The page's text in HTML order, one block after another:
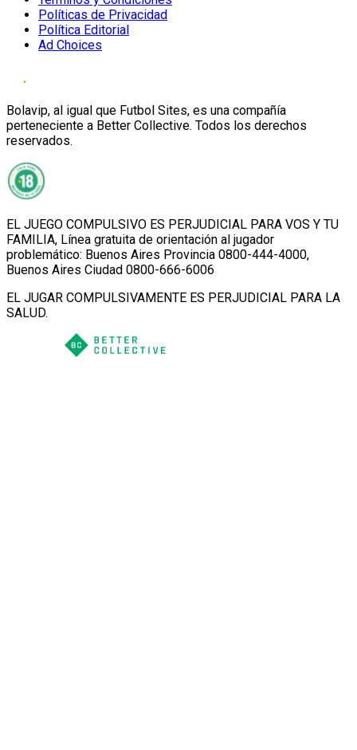
Políticas de Privacidad
Política Editorial
Ad Choices
Bolavip, al igual que Futbol Sites, es una compañía
perteneciente a Better Collective. Todos los derechos
reservados.
EL JUEGO COMPULSIVO ES PERJUDICIAL PARA VOS Y TU
FAMILIA, Línea gratuita de orientación al jugador
problemático: Buenos Aires Provincia 0800-444-4000,
Buenos Aires Ciudad 0800-666-6006
EL JUGAR COMPULSIVAMENTE ES PERJUDICIAL PARA LA
SALUD.